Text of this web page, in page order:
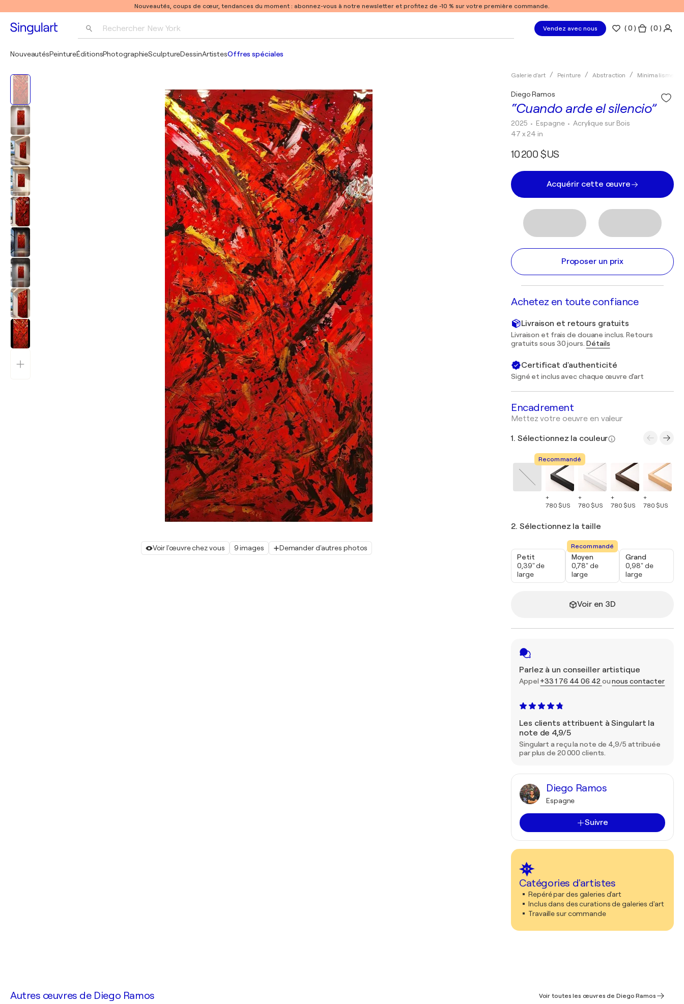
Nouveautés, coups de cœur, tendances du moment : abonnez-vous à notre newsletter et profitez de -10 % sur votre première commande.
Rechercher New York
Pablo Picasso
Vendez avec nous (0 ) ( 0 )
NouveautésPeintureÉditionsPhotographieSculptureDessinArtistesOffres spéciales
Voir l'œuvre chez vous 9 images Demander d'autres photos
Galerie d'art Peinture Abstraction Minimalisme
“Cuando arde el silencio”
Diego Ramos
2025 • Espagne • Acrylique sur Bois
47 x 24 in
10 200 $US
Acquérir cette œuvre
Proposer un prix
Achetez en toute confiance
Livraison et retours gratuits
Livraison et frais de douane inclus. Retours
gratuits sous 30 jours. Détails
Certificat d'authenticité
Signé et inclus avec chaque œuvre d'art
Encadrement
Mettez votre oeuvre en valeur
1. Sélectionnez la couleur
Recommandé
+
780 $US
+
780 $US
+
780 $US
+
780 $US
2. Sélectionnez la taille
Petit
0,39" de
large
Recommandé
Moyen
0,78" de
large
Grand
0,98" de
large
Voir en 3D
Parlez à un conseiller artistique
Appel +33 1 76 44 06 42 ounous contacter
Les clients attribuent à Singulart la
note de 4,9/5
Singulart a reçu la note de 4,9/5 attribuée
par plus de 20 000 clients.
Diego Ramos
Espagne
Suivre
Catégories d'artistes
Repéré par des galeries d'art
Inclus dans des curations de galeries d'art
Travaille sur commande
Autres œuvres de Diego Ramos Voir toutes les œuvres de Diego Ramos